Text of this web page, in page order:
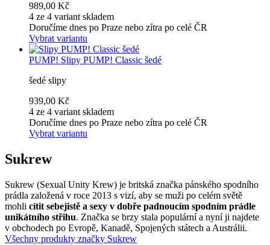
989,00 Kč
4 ze 4 variant skladem
Doručíme dnes po Praze nebo zítra po celé ČR
Vybrat variantu
PUMP! Slipy PUMP! Classic šedé
šedé slipy
939,00 Kč
4 ze 4 variant skladem
Doručíme dnes po Praze nebo zítra po celé ČR
Vybrat variantu
Sukrew
Sukrew (Sexual Unity Krew) je britská značka pánského spodního
prádla založená v roce 2013 s vizí, aby se muži po celém světě
mohli cítit sebejistě a sexy v dobře padnoucím spodním prádle
unikátního střihu. Značka se brzy stala populární a nyní ji najdete
v obchodech po Evropě, Kanadě, Spojených státech a Austrálii.
Všechny produkty značky Sukrew